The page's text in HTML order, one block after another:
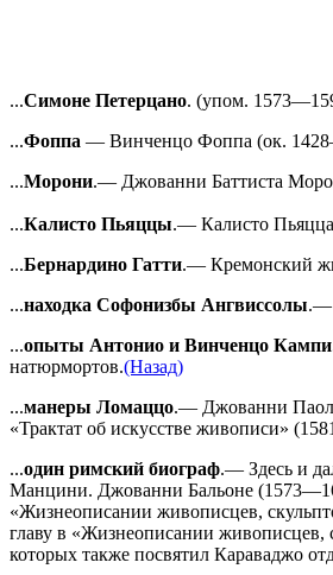
...Симоне Петерцано. (упом.
...Фоппа — Винченцо Фоппа (ок. 1428—
...Морони.— Джованни Баттиста
...Калисто Пьяццы.— Калисто
...Бернардино Гатти.— Кремонский
...находка Софонизбы Ангвиссолы.—
...опыты Антонио и Винченцо Кампи
натюрмортов.(Назад)
...манеры Ломаццо.— Джованни Паоло
«Трактат об искусстве живописи»
...один римский биограф.— Здесь и
Манцини. Джованни Бальоне
«Жизнеописании живописцев,
главу в «Жизнеописании
которых также посвятил Караваджо